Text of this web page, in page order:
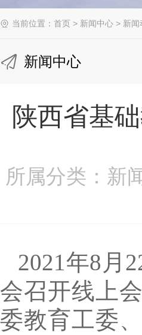
当前位置： 首页 > 新闻中心 > 新闻
新闻中心
陕西省基
所属分类：
2021年8月
会召开线上
委教育工委